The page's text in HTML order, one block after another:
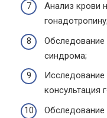
Анализ крови
гонадотропину;
Обследование
синдрома;
Исследование
консультация
Обследование